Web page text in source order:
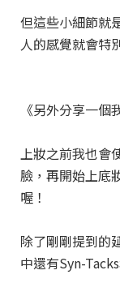
但這些小細節就
人的感覺就會特
《另外分享一個
上妝之前我也會
臉，再開始上底
喔！
除了剛剛提到的
中還有Syn-